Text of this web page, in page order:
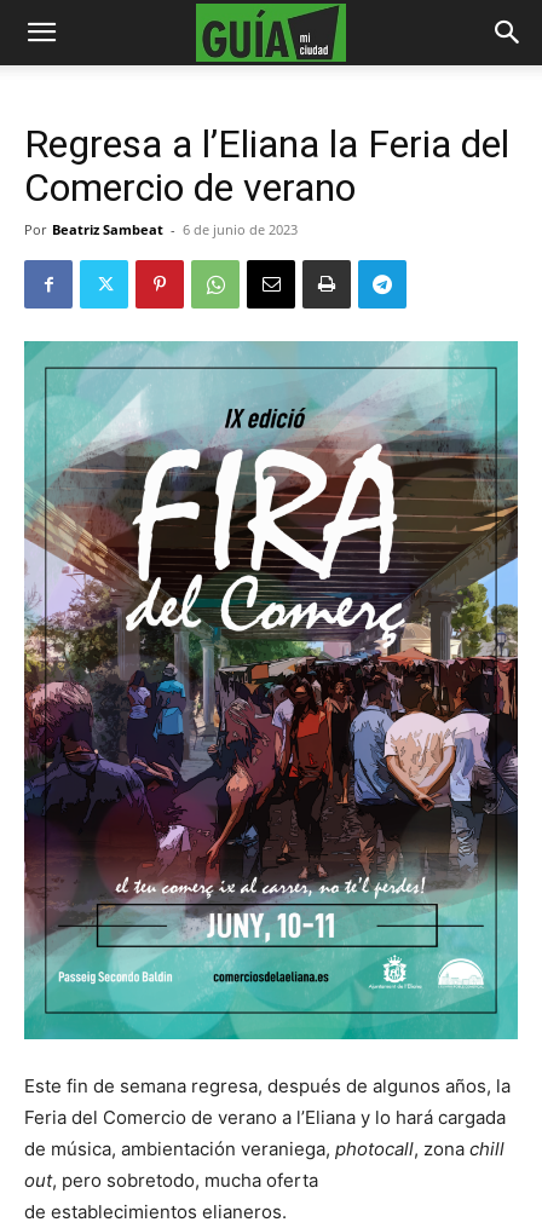
Regresa a l’Eliana la Feria del
Comercio de verano
Por Beatriz Sambeat - 6 de junio de 2023
Este fin de semana regresa, después de algunos años, la
Feria del Comercio de verano a l’Eliana y lo hará cargada
de música, ambientación veraniega, photocall, zona chill
out, pero sobretodo, mucha oferta
de establecimientos elianeros.